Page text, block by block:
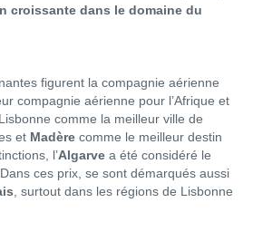
croissante dans le domaine du
figurent la compagnie aérienne
compagnie aérienne pour l’Afrique et
comme la meilleur ville de
et Madère comme le meilleur destin
l’Algarve a été considéré le
ces prix, se sont démarqués aussi
, surtout dans les régions de Lisbonne